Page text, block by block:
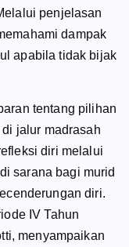
penjelasan
dampak
apabila tidak bijak
tentang pilihan
jalur madrasah
diri melalui
sarana bagi murid
diri.
IV Tahun
menyampaikan